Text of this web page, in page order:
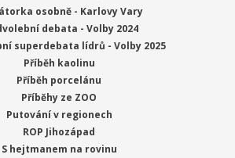
osobně - Karlovy Vary
debata - Volby 2024
superdebata lídrů - Volby 2025
Příběh kaolinu
Příběh porcelánu
Příběhy ze ZOO
Putování v regionech
ROP Jihozápad
S hejtmanem na rovinu